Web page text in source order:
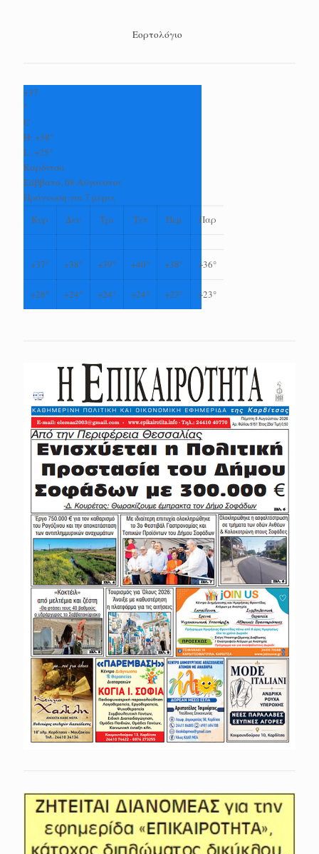
Εορτολόγιο
+37
°
C
H: +38°
L: +25°
Καρδίτσα
Σάββατο, 08 Αύγουστος
Πρόγνωση για 7 μέρες
Κυρ
Δευ Τρι Τετ Πεμ Παρ
+37° +38° +39° +40° +38° +36°
+28° +24° +24° +24° +23° +23°